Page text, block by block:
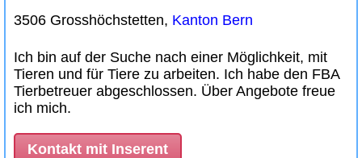
3506 Grosshöchstetten, Kanton Bern
Ich bin auf der Suche nach einer Möglichkeit, mit
Tieren und für Tiere zu arbeiten. Ich habe den FBA
Tierbetreuer abgeschlossen. Über Angebote freue
ich mich.
Kontakt mit Inserent